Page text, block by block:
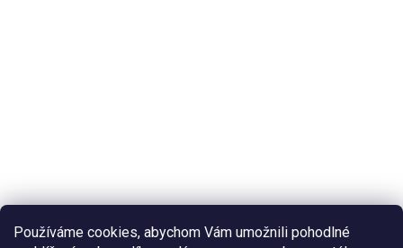
Používáme cookies, abychom Vám umožnili pohodlné